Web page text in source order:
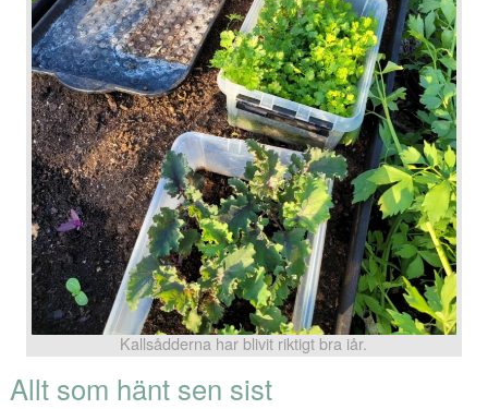
Kallsådderna har blivit riktigt bra iår.
Allt som hänt sen sist